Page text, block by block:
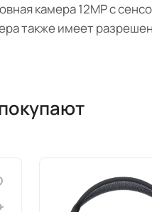
камера 12MP с
также имеет